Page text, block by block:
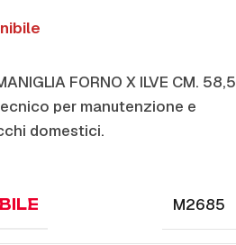
FORNO X ILVE CM. 58,5
per manutenzione e
domestici.
M2685